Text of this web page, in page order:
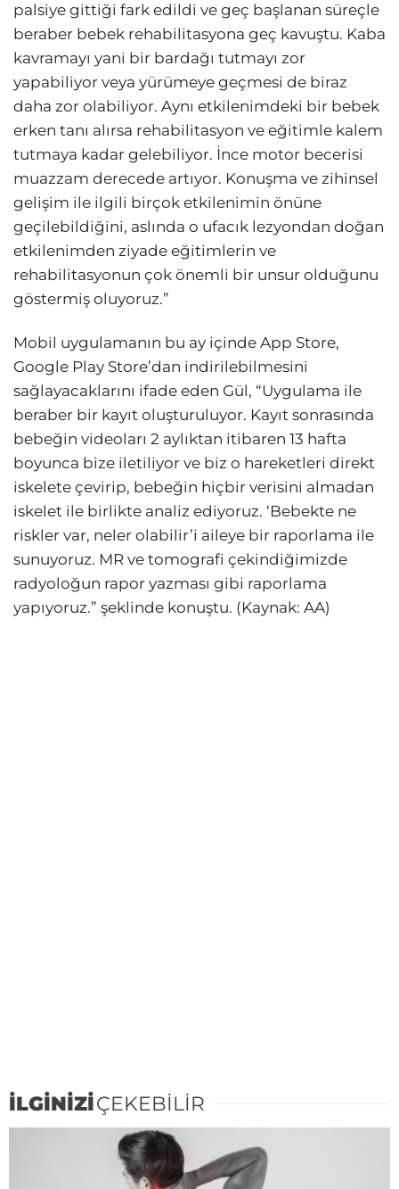
palsiye gittiği fark edildi ve geç başlanan süreçle
beraber bebek rehabilitasyona geç kavuştu. Kaba
kavramayı yani bir bardağı tutmayı zor
yapabiliyor veya yürümeye geçmesi de biraz
daha zor olabiliyor. Aynı etkilenimdeki bir bebek
erken tanı alırsa rehabilitasyon ve eğitimle kalem
tutmaya kadar gelebiliyor. İnce motor becerisi
muazzam derecede artıyor. Konuşma ve zihinsel
gelişim ile ilgili birçok etkilenimin önüne
geçilebildiğini, aslında o ufacık lezyondan doğan
etkilenimden ziyade eğitimlerin ve
rehabilitasyonun çok önemli bir unsur olduğunu
göstermiş oluyoruz.”
Mobil uygulamanın bu ay içinde App Store,
Google Play Store’dan indirilebilmesini
sağlayacaklarını ifade eden Gül, “Uygulama ile
beraber bir kayıt oluşturuluyor. Kayıt sonrasında
bebeğin videoları 2 aylıktan itibaren 13 hafta
boyunca bize iletiliyor ve biz o hareketleri direkt
iskelete çevirip, bebeğin hiçbir verisini almadan
iskelet ile birlikte analiz ediyoruz. ‘Bebekte ne
riskler var, neler olabilir’i aileye bir raporlama ile
sunuyoruz. MR ve tomografi çekindiğimizde
radyoloğun rapor yazması gibi raporlama
yapıyoruz.” şeklinde konuştu. (Kaynak: AA)
İLGİNİZİÇEKEBİLİR